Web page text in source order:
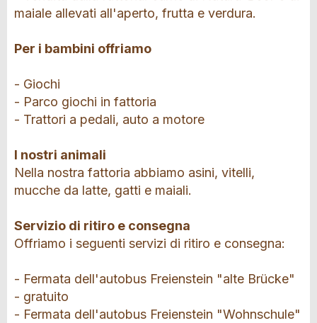
maiale allevati all'aperto, frutta e verdura.
Per i bambini offriamo
- Giochi
- Parco giochi in fattoria
- Trattori a pedali, auto a motore
I nostri animali
Nella nostra fattoria abbiamo asini, vitelli,
mucche da latte, gatti e maiali.
Servizio di ritiro e consegna
Offriamo i seguenti servizi di ritiro e consegna:
- Fermata dell'autobus Freienstein "alte Brücke"
- gratuito
- Fermata dell'autobus Freienstein "Wohnschule"